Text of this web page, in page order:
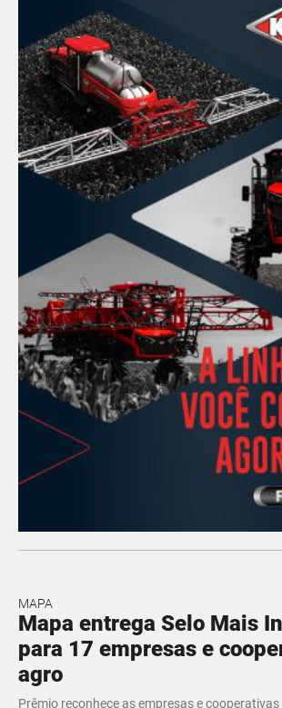
MAPA
Mapa entrega Selo Mais
para 17 empresas e
agro
Prêmio reconhece as empresas e